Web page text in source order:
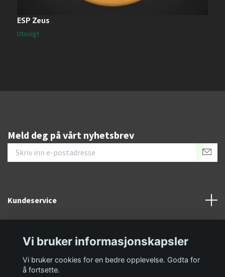
ESP Zeus
Utsolgt
Meld deg på vårt nyhetsbrev
Kundeservice
Sosiale medier
Vi bruker informasjonskapsler
Vi bruker cookies for en bedre opplevelse. Godta for
å fortsette.